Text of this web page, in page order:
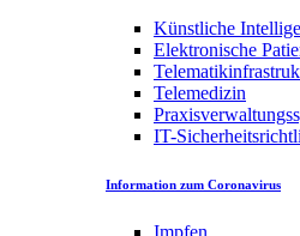
Künstliche
Elektronische
Telemedizin
IT-
Information zum Coronavirus
Impfen